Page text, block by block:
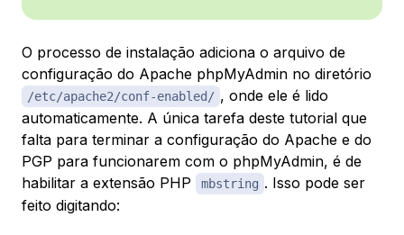
O processo de instalação adiciona o arquivo de
configuração do Apache phpMyAdmin no diretório
/etc/apache2/conf-enabled/ , onde ele é lido
automaticamente. A única tarefa deste tutorial que
falta para terminar a configuração do Apache e do
PGP para funcionarem com o phpMyAdmin, é de
habilitar a extensão PHP
mbstring . Isso pode ser
feito digitando: